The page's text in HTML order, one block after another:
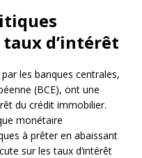
d’intérêt
les banques centrales,
(BCE), ont une
du crédit immobilier.
monétaire
à prêter en abaissant
sur les taux d’intérêt